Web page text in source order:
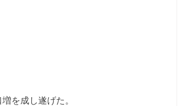
を成し遂げた。